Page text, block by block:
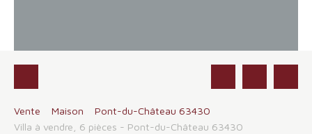
Vente Maison
Pont-du-Château 63430
Villa à vendre, 6 pièces - Pont-du-Château 63430